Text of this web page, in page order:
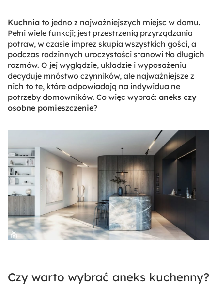
Kuchnia to jedno z najważniejszych miejsc w domu.
Pełni wiele funkcji; jest przestrzenią przyrządzania
potraw, w czasie imprez skupia wszystkich gości, a
podczas rodzinnych uroczystości stanowi tło długich
rozmów. O jej wyglądzie, układzie i wyposażeniu
decyduje mnóstwo czynników, ale najważniejsze z
nich to te, które odpowiadają na indywidualne
potrzeby domowników. Co więc wybrać: aneks czy
osobne pomieszczenie?
Czy warto wybrać aneks kuchenny?